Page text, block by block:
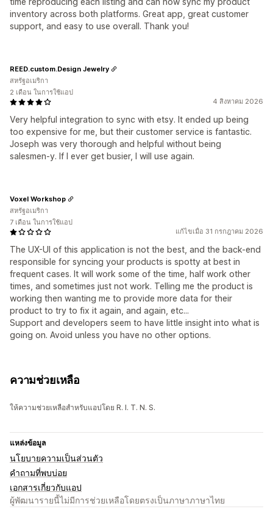
inventory across both platforms. Great app, great customer
support, and easy to use overall. Thank you!
4 สิงหาคม 2026
Very helpful integration to sync with etsy. It ended up being
too expensive for me, but their customer service is fantastic.
Joseph was very thorough and helpful without being
salesmen-y. If I ever get busier, I will use again.
REED.custom.Design Jewelry
สหรัฐอเมริกา
2 เดือน ในการใช้แอป
แก้ไขเมื่อ 31 กรกฎาคม 2026
The UX-UI of this application is not the best, and the back-end
responsible for syncing your products is spotty at best in
frequent cases. It will work some of the time, half work other
times, and sometimes just not work. Telling me the product is
working then wanting me to provide more data for their
product to try to fix it again, and again, etc...
Support and developers seem to have little insight into what is
going on. Avoid unless you have no other options.
Voxel Workshop
สหรัฐอเมริกา
7 เดือน ในการใช้แอป
ความช่วยเหลือ
ให้ความช่วยเหลือสำหรับแอปโดย R. I. T. N. S.
แหล่งข้อมูล
นโยบายความเป็นส่วนตัว
คำถามที่พบบ่อย
เอกสารเกี่ยวกับแอป
ผู้พัฒนารายนี้ไม่มีการช่วยเหลือโดยตรงเป็นภาษาภาษาไทย